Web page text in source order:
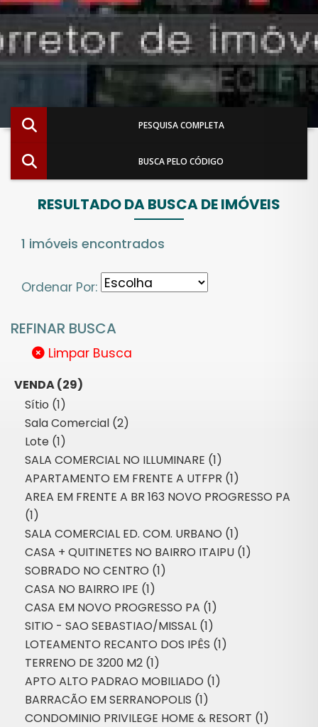
PESQUISA COMPLETA
BUSCA PELO CÓDIGO
RESULTADO DA BUSCA DE IMÓVEIS
1 imóveis encontrados
Ordenar Por:
REFINAR BUSCA
Limpar Busca
VENDA (29)
Sítio (1)
Sala Comercial (2)
Lote (1)
SALA COMERCIAL NO ILLUMINARE (1)
APARTAMENTO EM FRENTE A UTFPR (1)
AREA EM FRENTE A BR 163 NOVO PROGRESSO PA
(1)
SALA COMERCIAL ED. COM. URBANO (1)
CASA + QUITINETES NO BAIRRO ITAIPU (1)
SOBRADO NO CENTRO (1)
CASA NO BAIRRO IPE (1)
CASA EM NOVO PROGRESSO PA (1)
SITIO - SAO SEBASTIAO/MISSAL (1)
LOTEAMENTO RECANTO DOS IPÊS (1)
TERRENO DE 3200 M2 (1)
APTO ALTO PADRAO MOBILIADO (1)
BARRACÃO EM SERRANOPOLIS (1)
CONDOMINIO PRIVILEGE HOME & RESORT (1)